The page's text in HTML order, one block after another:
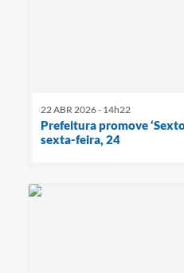
22 ABR 2026 - 14h22
Prefeitura promove
sexta-feira, 24